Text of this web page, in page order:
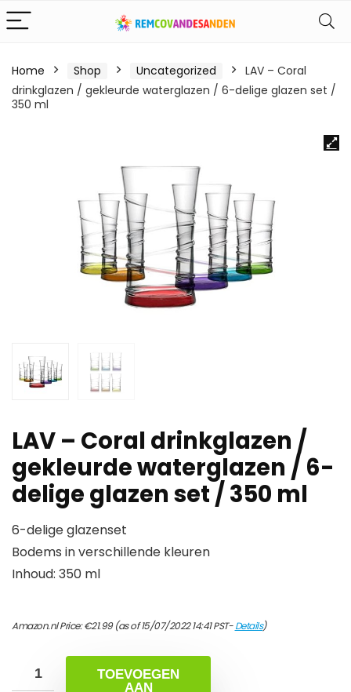
Home Shop Uncategorized
LAV – Coral
drinkglazen / gekleurde waterglazen / 6-delige glazen set /
350 ml
LAV – Coral drinkglazen /
gekleurde waterglazen / 6-
delige glazen set / 350 ml
6-delige glazenset
Bodems in verschillende kleuren
Inhoud: 350 ml
Amazon.nl Price:€21.99(as of 15/07/2022 14:41 PST-Details)
TOEVOEGEN
AAN